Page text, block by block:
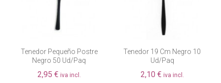
Tenedor Pequeño Postre
Negro 50 Ud/paq
2,95 € iva incl.
Tenedor 19 Cm Negro 10
Ud/paq
2,10 € iva incl.